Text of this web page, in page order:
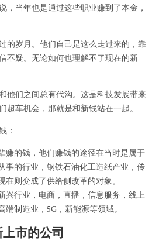
，当年也是通过这些职业赚到了本金，
的岁月。他们自己是这么走过来的，靠
不疑。无论如何也理解不了现在的新
他们之间总有代沟。这是科技发展带来
超车机会，那就是和新钱站在一起。
：
赚的钱，他们赚钱的途径在当时是属于
事的行业，钢铁石油化工造纸产业，传
在则变成了供给侧改革的对象。
兴行业，电商，直播，信息服务，线上
端制造业，5G，新能源等领域。
市的公司